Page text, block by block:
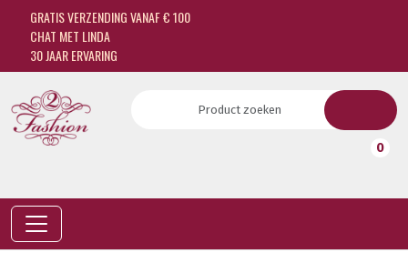
GRATIS VERZENDING VANAF € 100
CHAT MET LINDA
30 JAAR ERVARING
0